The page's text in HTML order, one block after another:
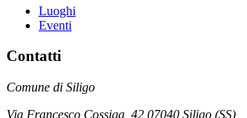
Luoghi
Eventi
Contatti
Comune di Siligo
Via Francesco Cossiga, 42 07040 Siligo (SS)